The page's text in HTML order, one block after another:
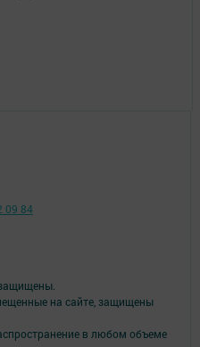
на сайте, защищены
в любом объеме
09 84